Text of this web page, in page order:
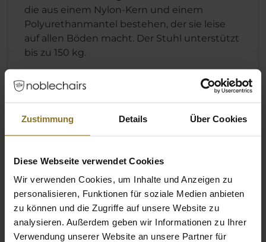
Zustimmung Details Über Cookies
Diese Webseite verwendet Cookies
Wir verwenden Cookies, um Inhalte und Anzeigen zu
personalisieren, Funktionen für soziale Medien anbieten
zu können und die Zugriffe auf unsere Website zu
analysieren. Außerdem geben wir Informationen zu Ihrer
Verwendung unserer Website an unsere Partner für
die aus einem Nylon-Kern und einem
Polyurethanmantel bestehen, der sie leise
auf allen Böden macht. Der Stuhl unterstützt
bis zu 150 kg.